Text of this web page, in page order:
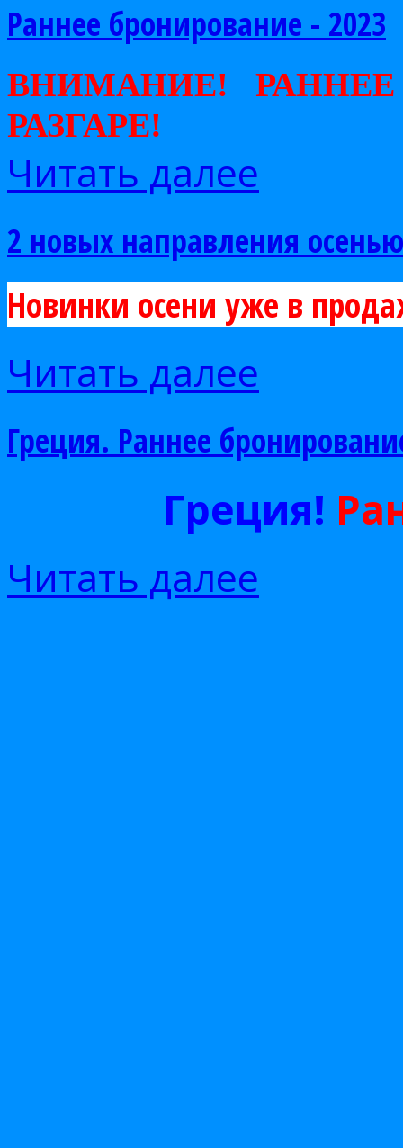
Раннее бронирование - 2023
ВНИМАНИЕ!
РАЗГАРЕ!
Читать далее
2 новых направления
Новинки осени уже в
Читать далее
Греция. Раннее
Греция!
Читать далее